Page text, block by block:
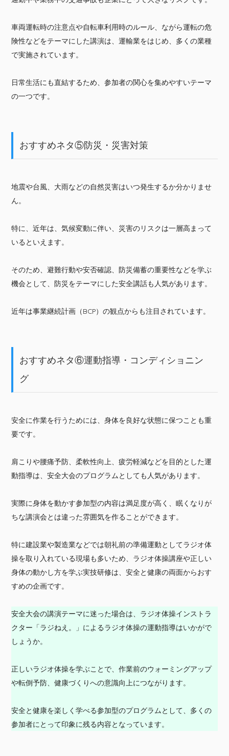
車両運転時の注意点や自転車利用時のルール、ながら運転の危
険性などをテーマにした講演は、運輸業をはじめ、多くの業種
で実施されています。
日常生活にも直結するため、参加者の関心を集めやすいテーマ
の一つです。
おすすめネタ⑤防災・災害対策
地震や台風、大雨などの自然災害はいつ発生するか分かりませ
ん。
特に、近年は、気候変動に伴い、災害のリスクは一層高まって
いるといえます。
そのため、避難行動や安否確認、防災備蓄の重要性などを学ぶ
機会として、防災をテーマにした安全講話も人気があります。
近年は事業継続計画（BCP）の観点からも注目されています。
おすすめネタ⑥運動指導・コンディショニン
グ
安全に作業を行うためには、身体を良好な状態に保つことも重
要です。
肩こりや腰痛予防、柔軟性向上、疲労軽減などを目的とした運
動指導は、安全大会のプログラムとしても人気があります。
実際に身体を動かす参加型の内容は満足度が高く、眠くなりが
ちな講演会とは違った雰囲気を作ることができます。
特に建設業や製造業などでは朝礼前の準備運動としてラジオ体
操を取り入れている現場も多いため、ラジオ体操講座や正しい
身体の動かし方を学ぶ実技研修は、安全と健康の両面からおす
すめの企画です。
安全大会の講演テーマに迷った場合は、ラジオ体操インストラ
クター「ラジねえ。」によるラジオ体操の運動指導はいかがで
しょうか。
正しいラジオ体操を学ぶことで、作業前のウォーミングアップ
や転倒予防、健康づくりへの意識向上につながります。
安全と健康を楽しく学べる参加型のプログラムとして、多くの
参加者にとって印象に残る内容となっています。